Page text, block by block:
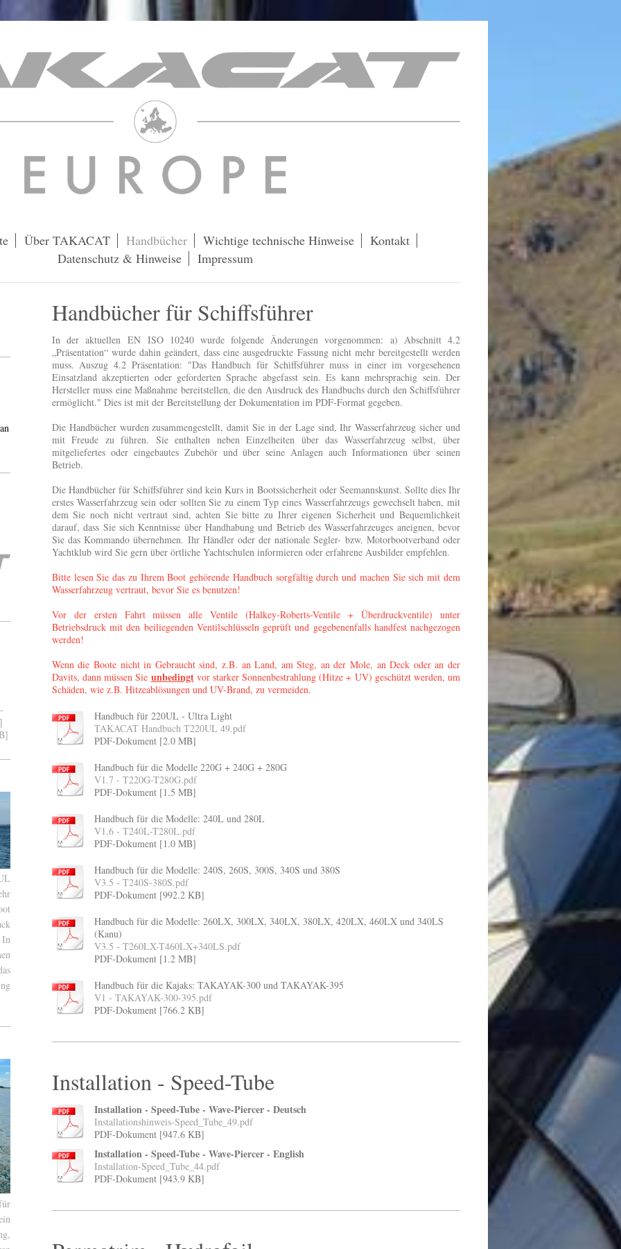
Über TAKACAT Handbücher Wichtige technische Hinweise
Kontakt
Datenschutz & Hinweise
Impressum
Handbücher für Schiffsführer
In der aktuellen EN ISO 10240 wurde folgende Änderungen vorgenommen: a) Abschnitt 4.2
„Präsentation“ wurde dahin geändert, dass eine ausgedruckte Fassung nicht mehr bereitgestellt werden
muss. Auszug 4.2 Präsentation: "Das Handbuch für Schiffsführer muss in einer im vorgesehenen
Einsatzland akzeptierten oder geforderten Sprache abgefasst sein. Es kann mehrsprachig sein. Der
Hersteller muss eine Maßnahme bereitstellen, die den Ausdruck des Handbuchs durch den Schiffsführer
ermöglicht." Dies ist mit der Bereitstellung der Dokumentation im PDF-Format gegeben.
Die Handbücher wurden zusammengestellt, damit Sie in der Lage sind, Ihr Wasserfahrzeug sicher und
mit Freude zu führen. Sie enthalten neben Einzelheiten über das Wasserfahrzeug selbst, über
mitgeliefertes oder eingebautes Zubehör und über seine Anlagen auch Informationen über seinen
Betrieb.
Die Handbücher für Schiffsführer sind kein Kurs in Bootssicherheit oder Seemannskunst. Sollte dies Ihr
erstes Wasserfahrzeug sein oder sollten Sie zu einem Typ eines Wasserfahrzeugs gewechselt haben, mit
dem Sie noch nicht vertraut sind, achten Sie bitte zu Ihrer eigenen Sicherheit und Bequemlichkeit
darauf, dass Sie sich Kenntnisse über Handhabung und Betrieb des Wasserfahrzeuges aneignen, bevor
Sie das Kommando übernehmen. Ihr Händler oder der nationale Segler- bzw. Motorbootverband oder
Yachtklub wird Sie gern über örtliche Yachtschulen informieren oder erfahrene Ausbilder empfehlen.
Bitte lesen Sie das zu Ihrem Boot gehörende Handbuch sorgfältig durch und machen Sie sich mit dem
Wasserfahrzeug vertraut, bevor Sie es benutzen!
Vor der ersten Fahrt müssen alle Ventile (Halkey-Roberts-Ventile + Überdruckventile) unter
Betriebsdruck mit den beiliegenden Ventilschlüsseln geprüft und gegebenenfalls handfest nachgezogen
werden!
Wenn die Boote nicht in Gebraucht sind, z.B. an Land, am Steg, an der Mole, an Deck oder an der
Davits, dann müssen Sie unbedingtvor starker Sonnenbestrahlung (Hitze + UV) geschützt werden, um
Schäden, wie z.B. Hitzeablösungen und UV-Brand, zu vermeiden.
Handbuch für 220UL - Ultra Light
TAKACAT Handbuch T220UL 49.pdf
PDF-Dokument [2.0 MB]
Handbuch für die Modelle 220G + 240G + 280G
V1.7 - T220G-T280G.pdf
PDF-Dokument [1.5 MB]
Handbuch für die Modelle: 240L und 280L
V1.6 - T240L-T280L.pdf
PDF-Dokument [1.0 MB]
Handbuch für die Modelle: 240S, 260S, 300S, 340S und 380S
V3.5 - T240S-380S.pdf
PDF-Dokument [992.2 KB]
Handbuch für die Modelle: 260LX, 300LX, 340LX, 380LX, 420LX, 460LX und 340LS
(Kanu)
V3.5 - T260LX-T460LX+340LS.pdf
PDF-Dokument [1.2 MB]
Handbuch für die Kajaks: TAKAYAK-300 und TAKAYAK-395
V1 - TAKAYAK-300-395.pdf
PDF-Dokument [766.2 KB]
Installation - Speed-Tube
Installation - Speed-Tube - Wave-Piercer - Deutsch
Installationshinweis-Speed_Tube_49.pdf
PDF-Dokument [947.6 KB]
Installation - Speed-Tube - Wave-Piercer - English
Installation-Speed_Tube_44.pdf
PDF-Dokument [943.9 KB]